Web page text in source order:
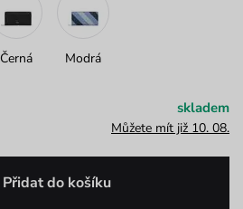
Černá Modrá
skladem
Můžete mít již 10. 08.
Přidat do košíku